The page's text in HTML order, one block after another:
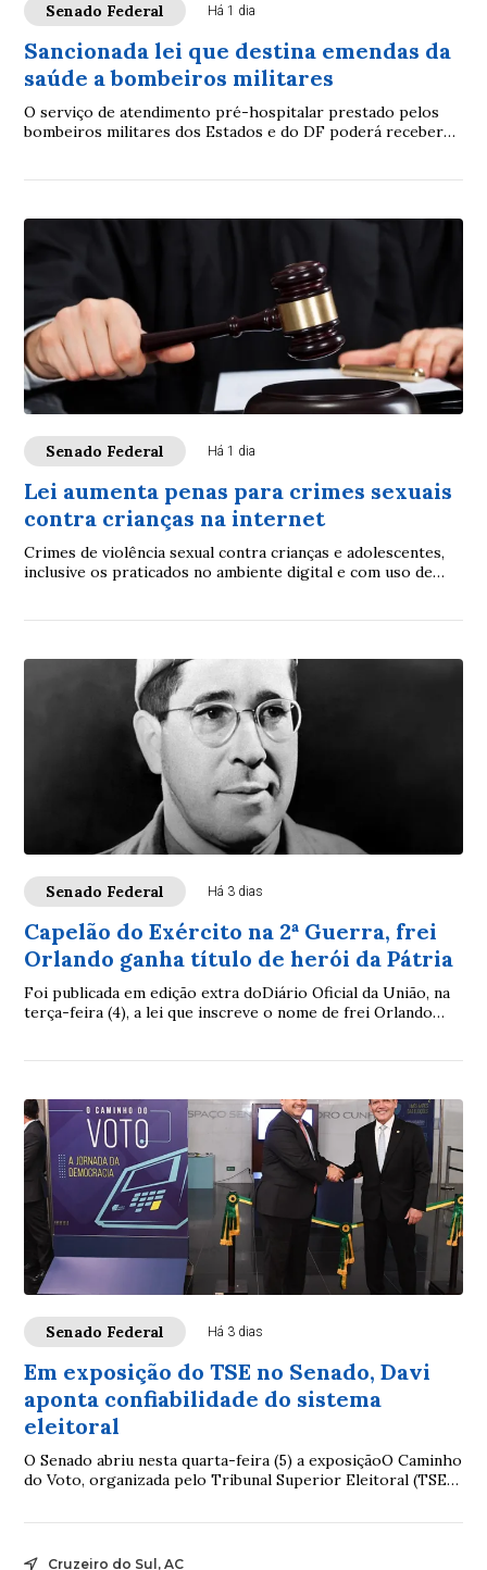
Senado Federal Há 1 dia
Sancionada lei que destina emendas da
saúde a bombeiros militares
O serviço de atendimento pré-hospitalar prestado pelos
bombeiros militares dos Estados e do DF poderá receber
Senado Federal Há 1 dia
Lei aumenta penas para crimes sexuais
contra crianças na internet
Crimes de violência sexual contra crianças e adolescentes,
inclusive os praticados no ambiente digital e com uso de
Senado Federal Há 3 dias
Capelão do Exército na 2ª Guerra, frei
Orlando ganha título de herói da Pátria
Foi publicada em edição extra doDiário Oficial da União, na
terça-feira (4), a lei que inscreve o nome de frei Orlando
Senado Federal Há 3 dias
Em exposição do TSE no Senado, Davi
aponta confiabilidade do sistema
eleitoral
O Senado abriu nesta quarta-feira (5) a exposiçãoO Caminho
do Voto, organizada pelo Tribunal Superior Eleitoral (TSE).
Cruzeiro do Sul, AC